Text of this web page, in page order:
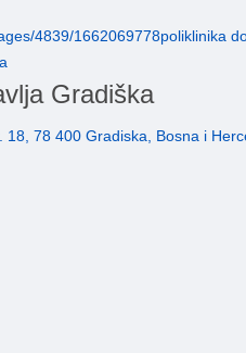
Gradiška
18, 78 400 Gradiska, Bosna i